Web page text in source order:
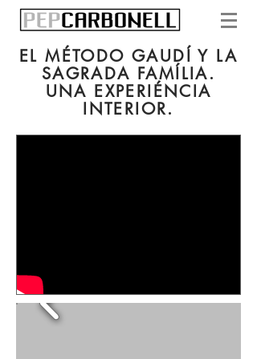
EL MÉTODO GAUDÍ Y LA
SAGRADA FAMÍLIA.
UNA EXPERIÉNCIA
INTERIOR.